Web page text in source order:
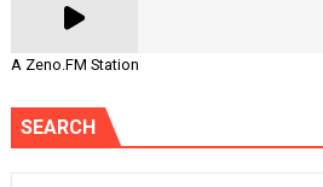
A Zeno.FM Station
SEARCH